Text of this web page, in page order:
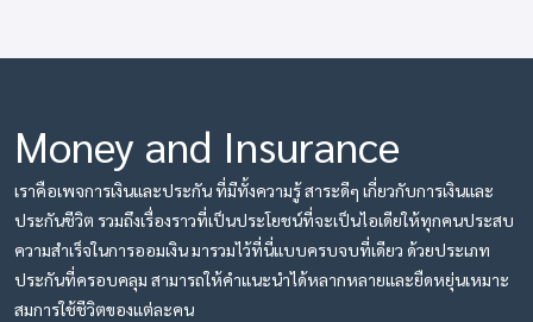
Money and Insurance
เราคือเพจการเงินและประกัน ที่มีทั้งความรู้ สาระดีๆ เกี่ยวกับการเงินและ
ประกันชีวิต รวมถึงเรื่องราวที่เป็นประโยชน์ที่จะเป็นไอเดียให้ทุกคนประสบ
ความสำเร็จในการออมเงิน มารวมไว้ที่นี่แบบครบจบที่เดียว ด้วยประเภท
ประกันที่ครอบคลุม สามารถให้คำแนะนำได้หลากหลายและยืดหยุ่นเหมาะ
สมการใช้ชีวิตของแต่ละคน